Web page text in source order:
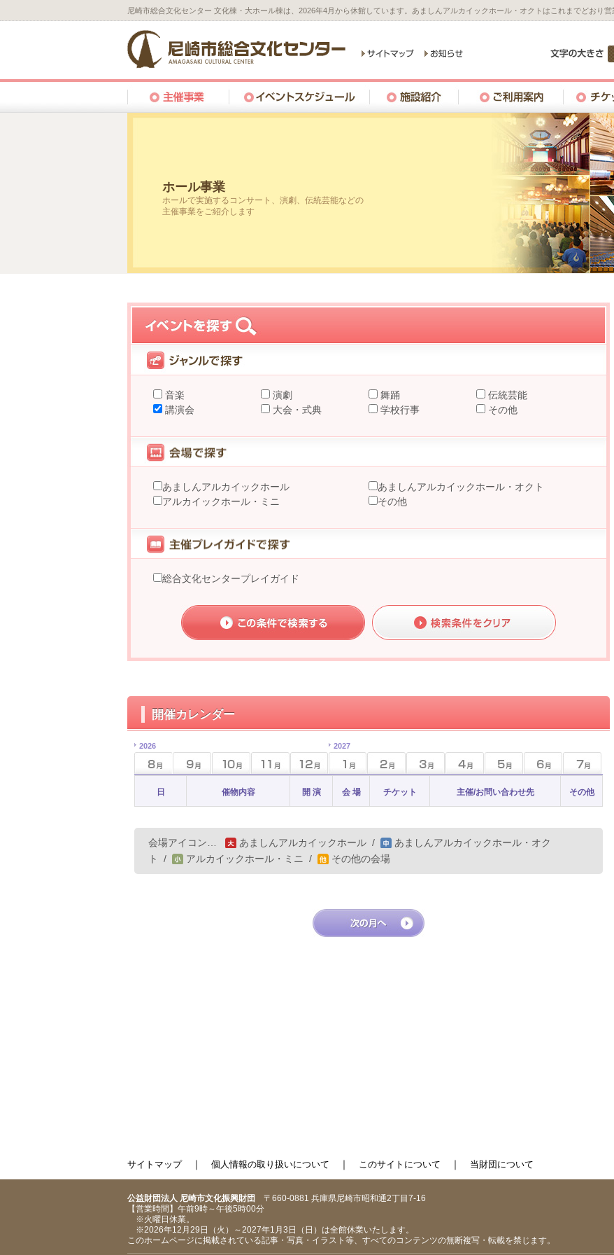
尼崎市総合文化センター 文化棟・大ホール棟は、2026年4月から休館しています。あましんアルカイックホール・オクトはこれまでどおり営
ホール事業
ホールで実施するコンサート、演劇、伝統芸能などの
主催事業をご紹介します
音楽 演劇 舞踊
伝統芸能
講演会
大会・式典 学校行事 その他
あましんアルカイックホール
あましんアルカイックホール・オクト
アルカイックホール・ミニ
その他
総合文化センタープレイガイド
開催カレンダー
2026 2027
日 催物内容 開 演 会 場 チケット 主催/お問い合わせ先 その他
会場アイコン… あましんアルカイックホール /
あましんアルカイックホール・オク
ト
/ アルカイックホール・ミニ / その他の会場
サイトマップ｜ 個人情報の取り扱いについて ｜ このサイトについて ｜ 当財団について
公益財団法人 尼崎市文化振興財団 〒660-0881 兵庫県尼崎市昭和通2丁目7-16
【営業時間】午前9時～午後5時00分
※火曜日休業。
※2026年12月29日（火）～2027年1月3日（日）は全館休業いたします。
このホームページに掲載されている記事・写真・イラスト等、すべてのコンテンツの無断複写・転載を禁じます。